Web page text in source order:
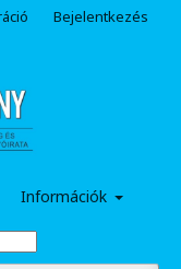
Információk
Bejelentkezés